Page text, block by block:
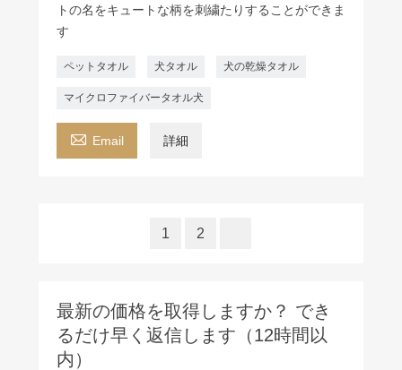
トの名をキュートな柄を刺繍たりすることができま
す
ペットタオル 犬タオル 犬の乾燥タオル
マイクロファイバータオル犬
 Email 詳細
1 2
最新の価格を取得しますか？ でき
るだけ早く返信します（12時間以
内）